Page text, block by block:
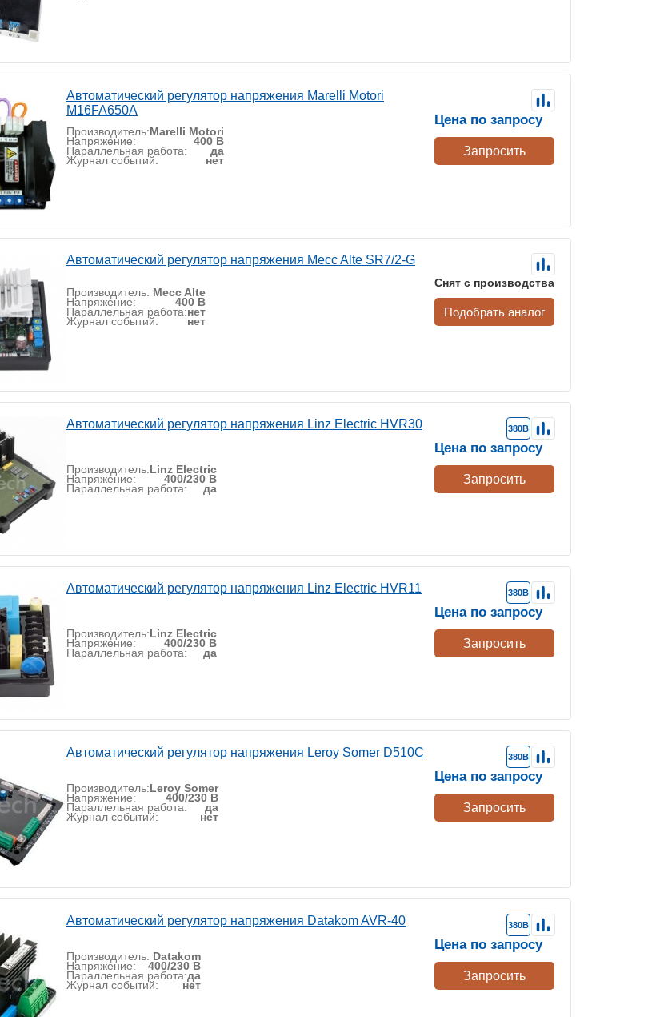
Автоматический регулятор напряжения Marelli Motori
M16FA650A
Производитель:Marelli Motori
Напряжение: 400 В
Параллельная работа: да
Журнал событий: нет
Цена по запросу
Запросить
Автоматический регулятор напряжения Mecc Alte SR7/2-G
Производитель: Mecc Alte
Напряжение: 400 В
Параллельная работа:нет
Журнал событий: нет
Снят с производства
Подобрать аналог
Автоматический регулятор напряжения Linz Electric HVR30
Производитель:Linz Electric
Напряжение: 400/230 В
Параллельная работа: да
380В
Цена по запросу
Запросить
Автоматический регулятор напряжения Linz Electric HVR11
Производитель:Linz Electric
Напряжение: 400/230 В
Параллельная работа: да
380В
Цена по запросу
Запросить
Автоматический регулятор напряжения Leroy Somer D510C
Производитель:Leroy Somer
Напряжение: 400/230 В
Параллельная работа: да
Журнал событий: нет
380В
Цена по запросу
Запросить
Автоматический регулятор напряжения Datakom AVR-40
Производитель: Datakom
Напряжение: 400/230 В
Параллельная работа:да
Журнал событий: нет
380В
Цена по запросу
Запросить